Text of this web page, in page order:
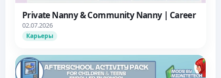
Private Nanny & Community Nanny | Career
02.07.2026
Карьеры